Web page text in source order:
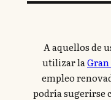
A aquellos de
utilizar la
empleo
podría sugerirse